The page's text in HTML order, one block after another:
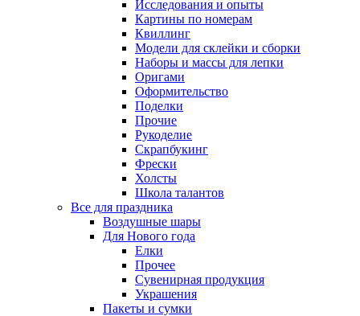
Исследования и опыты
Картины по номерам
Квиллинг
Модели для склейки и сборки
Наборы и массы для лепки
Оригами
Оформительство
Поделки
Прочие
Рукоделие
Скрапбукинг
Фрески
Холсты
Школа талантов
Все для праздника
Воздушные шары
Для Нового года
Елки
Прочее
Сувенирная продукция
Украшения
Пакеты и сумки